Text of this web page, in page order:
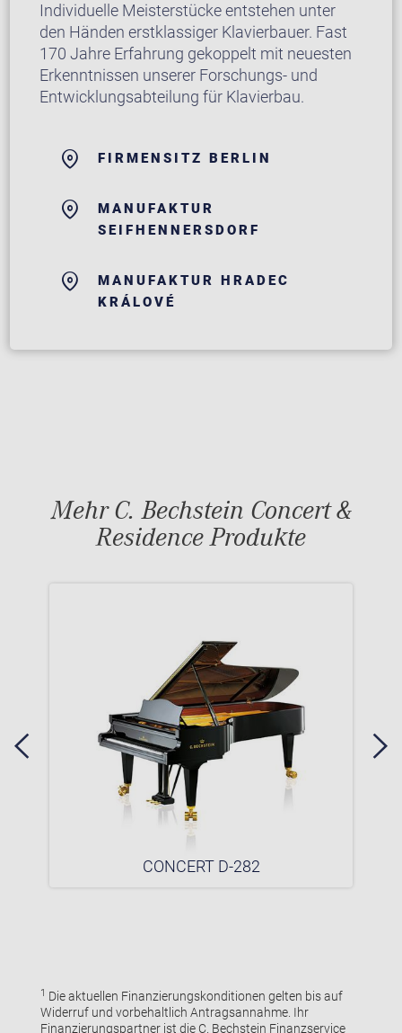
Individuelle Meisterstücke entstehen unter
den Händen erstklassiger Klavierbauer. Fast
170 Jahre Erfahrung gekoppelt mit neuesten
Erkenntnissen unserer Forschungs- und
Entwicklungsabteilung für Klavierbau.
FIRMENSITZ BERLIN
MANUFAKTUR
SEIFHENNERSDORF
MANUFAKTUR HRADEC
KRÁLOVÉ
Mehr C. Bechstein Concert &
Residence Produkte
CONCERT D-282
1 Die aktuellen Finanzierungskonditionen gelten bis auf
Widerruf und vorbehaltlich Antragsannahme. Ihr
Finanzierungspartner ist die C. Bechstein Finanzservice